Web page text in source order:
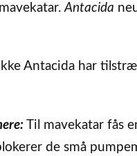
Antacida
Antacida har
Til mavekatar fås
de små